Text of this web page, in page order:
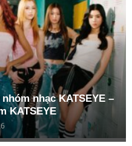
nhạc KATSEYE –
KATSEYE